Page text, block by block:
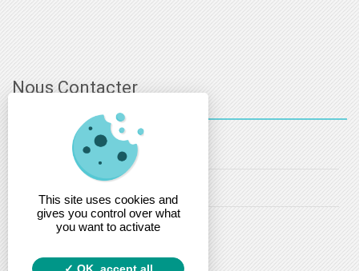
Nous Contacter
03 - 88 - 32 - 86 - 52
christophe.maring@estsanitaire.fr
This site uses cookies and
gives you control over what
you want to activate